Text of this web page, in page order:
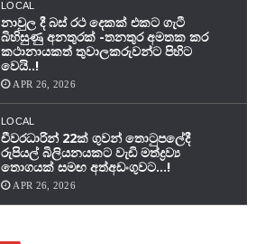
LOCAL
නාවුල දී බස් රථ දෙකක් එකට ගැටී
බිහිසුණු අනතුරක් -තනතුර අමතක කර
කථානායකත් තුවාලකරුවන්ට පිහිට
වෙයි..!
APR 26, 2026
LOCAL
චීවරධාරින් 22ක් ගුවන් තොටුපලේදී
රුපියල් බිලියනයකට වැඩි මත්ද්‍රව්‍ය
තොගයක් සමඟ අත්අඩංගුවට…!
APR 26, 2026